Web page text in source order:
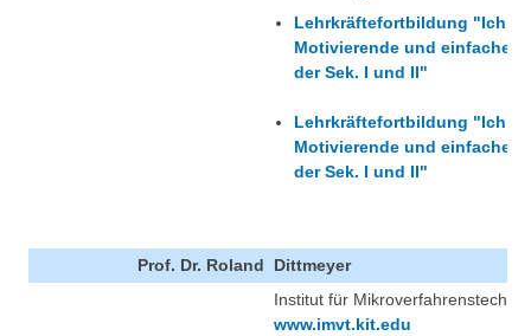
Lehrkräftefortbildung "Ich
Motivierende und einfache
der Sek. I und II"
Lehrkräftefortbildung "Ich
Motivierende und einfache
der Sek. I und II"
Prof. Dr. Roland
Dittmeyer
Institut für
www.imvt.kit.edu